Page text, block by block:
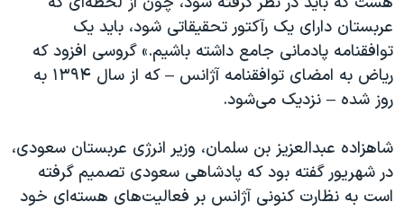
اسرائیل در جنگ
نرگس محمدی برنده جایزه نوبل صلح
همایش محافظه‌کاران آمریکا «سی‌پک»
صفحه‌های ویژه
سفر پرزیدنت ترامپ به چین
عربستان دارای یک رآکتور تحقیقاتی شود، باید یک
توافقنامه پادمانی جامع داشته باشیم.» گروسی افزود که
ریاض به امضای توافقنامه آژانس – که از سال ۱۳۹۴ به
روز شده – نزدیک می‌شود.
شاهزاده عبدالعزیز بن سلمان، وزیر انرژی عربستان سعودی،
در شهریور گفته بود که پادشاهی سعودی تصمیم گرفته
است به نظارت کنونی آژانس بر فعالیت‌های هسته‌ای خود